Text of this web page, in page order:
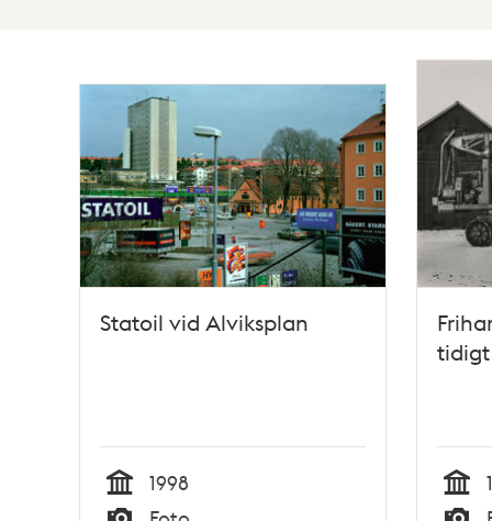
Statoil vid Alviksplan
Tid
1998
tidigt
Tid